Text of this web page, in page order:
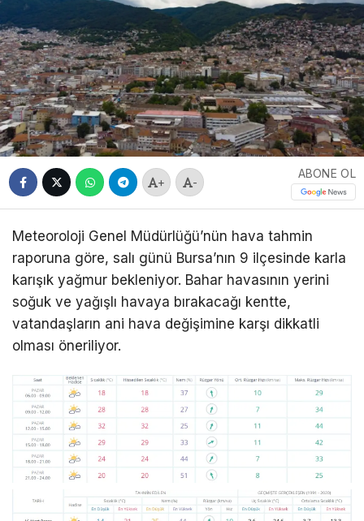
+ -
ABONE OL
Meteoroloji Genel Müdürlüğü’nün hava tahmin
raporuna göre, salı günü Bursa’nın 9 ilçesinde karla
karışık yağmur bekleniyor. Bahar havasının yerini
soğuk ve yağışlı havaya bırakacağı kentte,
vatandaşların ani hava değişimine karşı dikkatli
olması öneriliyor.